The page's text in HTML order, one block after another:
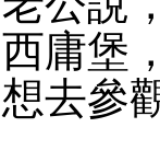
西庸堡
想去參